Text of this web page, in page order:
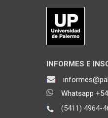
INFORMES E
Whatsapp
(5411) 4964-